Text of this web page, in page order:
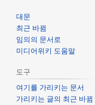
대문
최근 바뀜
임의의 문서로
미디어위키 도움말
도구
여기를 가리키는 문서
가리키는 글의 최근 바뀜